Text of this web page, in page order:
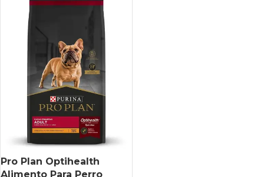
Pro Plan Optihealth
Alimento Para Perro